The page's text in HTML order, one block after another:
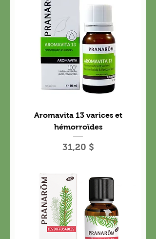
Aromavita 13 varices et
hémorroïdes
Prix
31,20 $